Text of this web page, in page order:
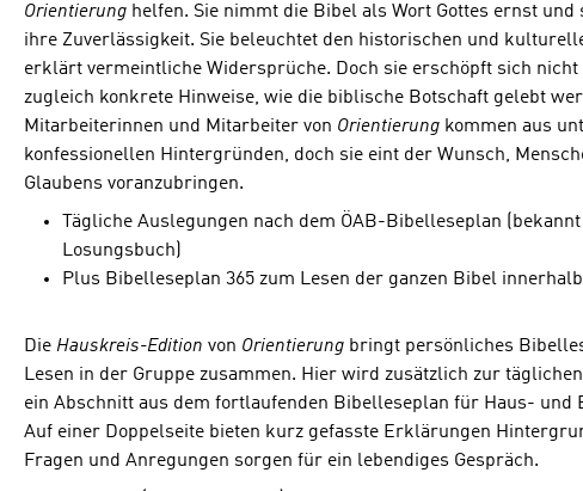
Orientierung helfen. Sie nimmt die Bibel als Wort Gottes ernst
ihre Zuverlässigkeit. Sie beleuchtet den historischen und
erklärt vermeintliche Widersprüche. Doch sie erschöpft sich
zugleich konkrete Hinweise, wie die biblische Botschaft gelebt
Mitarbeiterinnen und Mitarbeiter von Orientierung kommen aus
konfessionellen Hintergründen, doch sie eint der Wunsch,
Glaubens voranzubringen.
Tägliche Auslegungen nach dem ÖAB-Bibelleseplan
Losungsbuch)
Plus Bibelleseplan 365 zum Lesen der ganzen Bibel
Die Hauskreis-Edition von Orientierung bringt persönliches
Lesen in der Gruppe zusammen. Hier wird zusätzlich zur
ein Abschnitt aus dem fortlaufenden Bibelleseplan für Haus- und
Auf einer Doppelseite bieten kurz gefasste Erklärungen
Fragen und Anregungen sorgen für ein lebendiges Gespräch.